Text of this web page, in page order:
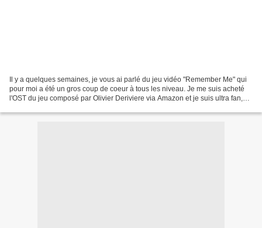
Il y a quelques semaines, je vous ai parlé du jeu vidéo "Remember Me" qui
pour moi a été un gros coup de coeur à tous les niveau. Je me suis acheté
l'OST du jeu composé par Olivier Deriviere via Amazon et je suis ultra fan,